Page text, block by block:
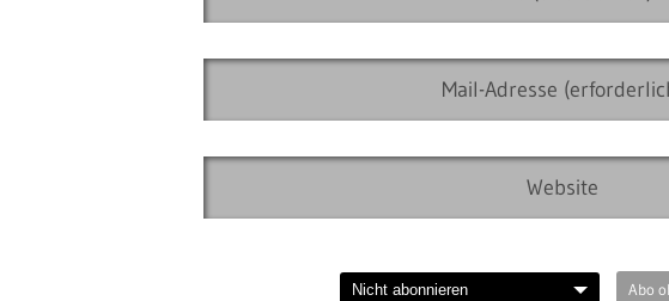
Abo